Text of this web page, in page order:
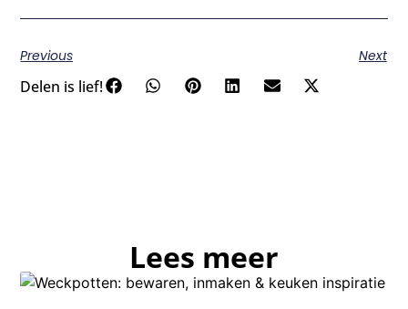
Previous Next
Delen is lief!
Lees meer